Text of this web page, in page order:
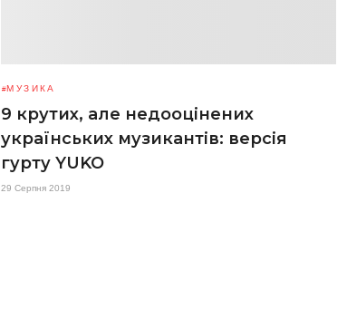
МУЗИКА
9 крутих, але недооцінених
українських музикантів: версія
гурту YUKO
29 Серпня 2019